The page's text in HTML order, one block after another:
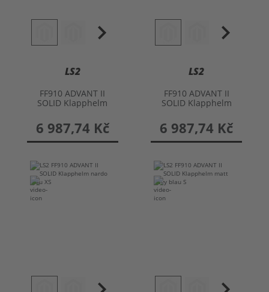
LS2
FF910 ADVANT II
SOLID Klapphelm
6 987,74 Kč
LS2
FF910 ADVANT II
SOLID Klapphelm
6 987,74 Kč